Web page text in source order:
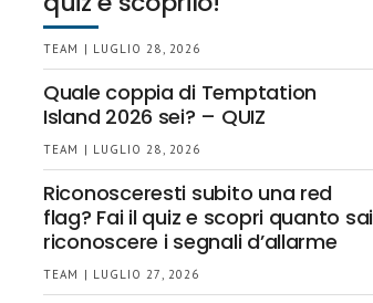
TEAM | LUGLIO 28, 2026
Quale coppia di Temptation
Island 2026 sei? – QUIZ
TEAM | LUGLIO 28, 2026
Riconosceresti subito una red
flag? Fai il quiz e scopri quanto sai
riconoscere i segnali d’allarme
TEAM | LUGLIO 27, 2026